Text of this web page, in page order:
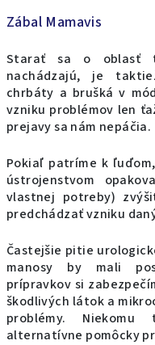
Zábal Mamavis
Starať sa o oblasť
nachádzajú, je
chrbáty a brušká v
vzniku problémov len
prejavy sa nám nepáčia.
Pokiaľ patríme k
ústrojenstvom
vlastnej potreby)
predchádzať vzniku
Častejšie pitie
manosy by mali
prípravkov si
škodlivých látok a
problémy.
alternatívne pomôcky